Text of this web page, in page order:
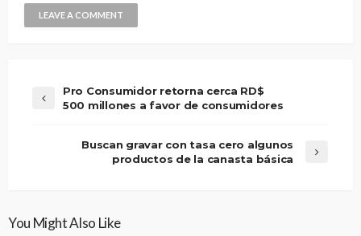
Pro Consumidor retorna cerca RD$
500 millones a favor de consumidores
Buscan gravar con tasa cero algunos
productos de la canasta básica
You Might Also Like